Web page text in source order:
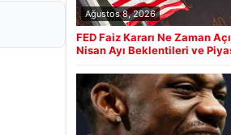
Ağustos 8, 2026
FED Faiz Kararı Ne Zaman
Nisan Ayı Beklentileri ve